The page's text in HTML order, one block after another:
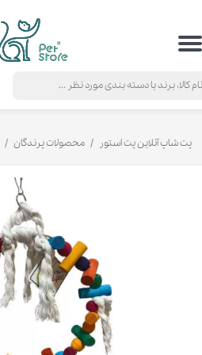
حساب کاربری من
خروج از حساب کاربری
پت شاپ آنلاین پت استور محصولات پرندگان